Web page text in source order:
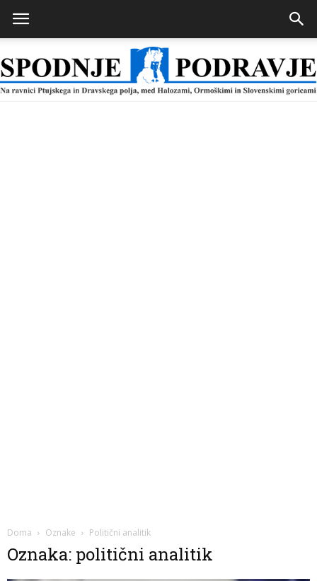
Doma Oznake Politični analitik
Oznaka: politični analitik